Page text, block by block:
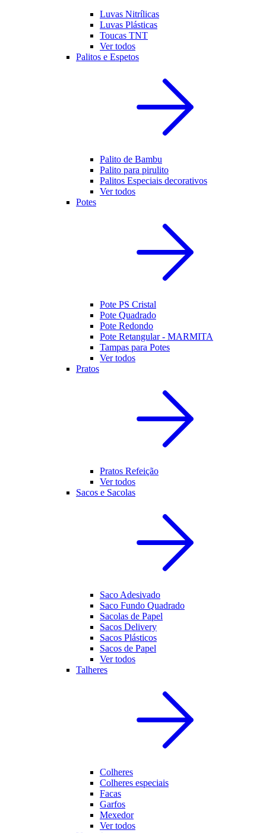
Luvas Nitrílicas
Luvas Plásticas
Toucas TNT
Ver todos
Palitos e Espetos
Palito de Bambu
Palito para pirulito
Palitos Especiais decorativos
Ver todos
Potes
Pote PS Cristal
Pote Quadrado
Pote Redondo
Pote Retangular - MARMITA
Tampas para Potes
Ver todos
Pratos
Pratos Refeição
Ver todos
Sacos e Sacolas
Saco Adesivado
Saco Fundo Quadrado
Sacolas de Papel
Sacos Delivery
Sacos Plásticos
Sacos de Papel
Ver todos
Talheres
Colheres
Colheres especiais
Facas
Garfos
Mexedor
Ver todos